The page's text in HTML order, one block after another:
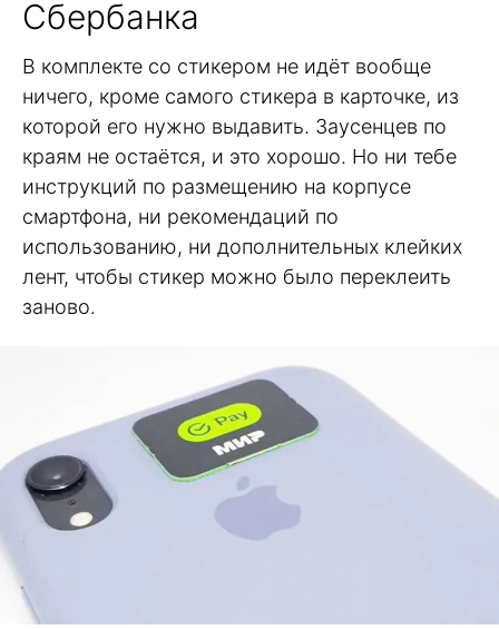
Сбербанка
В комплекте со стикером не идёт вообще
ничего, кроме самого стикера в карточке, из
которой его нужно выдавить. Заусенцев по
краям не остаётся, и это хорошо. Но ни тебе
инструкций по размещению на корпусе
смартфона, ни рекомендаций по
использованию, ни дополнительных клейких
лент, чтобы стикер можно было переклеить
заново.